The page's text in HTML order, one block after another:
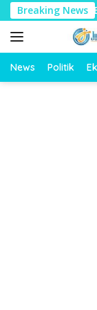
Langsung
ke
konten
Breaking News
Banyak
News Politik